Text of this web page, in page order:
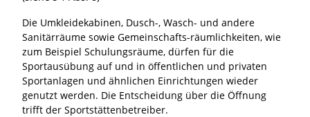
Die Umkleidekabinen, Dusch-, Wasch- und andere
Sanitärräume sowie Gemeinschafts-räumlichkeiten, wie
zum Beispiel Schulungsräume, dürfen für die
Sportausübung auf und in öffentlichen und privaten
Sportanlagen und ähnlichen Einrichtungen wieder
genutzt werden. Die Entscheidung über die Öffnung
trifft der Sportstättenbetreiber.